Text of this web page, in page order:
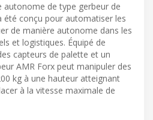
de type gerbeur de
été conçu pour automatiser les
de manière autonome dans les
et logistiques. Équipé de
capteurs de palette et un
AMR Forx peut manipuler des
kg à une hauteur atteignant
à la vitesse maximale de